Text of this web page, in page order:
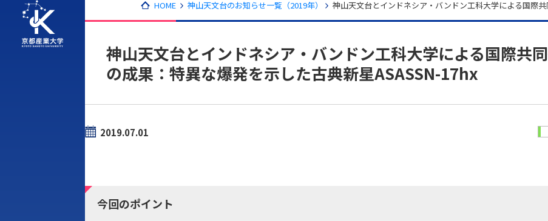
HOME 神山天文台のお知らせ一覧（2019年） 神山天文台とインドネシア・バンドン工科大学による国際
神山天文台とインドネシア・バンドン工科大学による国際共
の成果：特異な爆発を示した古典新星ASASSN-17hx
2019.07.01
今回のポイント